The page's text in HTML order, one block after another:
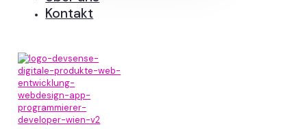
Kontakt